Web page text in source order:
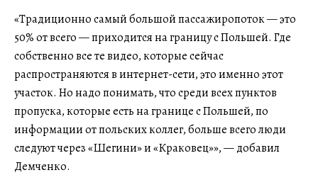
«Традиционно самый большой пассажиропоток — это
50% от всего — приходится на границу с Польшей. Где
собственно все те видео, которые сейчас
распространяются в интернет-сети, это именно этот
участок. Но надо понимать, что среди всех пунктов
пропуска, которые есть на границе с Польшей, по
информации от польских коллег, больше всего люди
следуют через «Шегини» и «Краковец»», — добавил
Демченко.